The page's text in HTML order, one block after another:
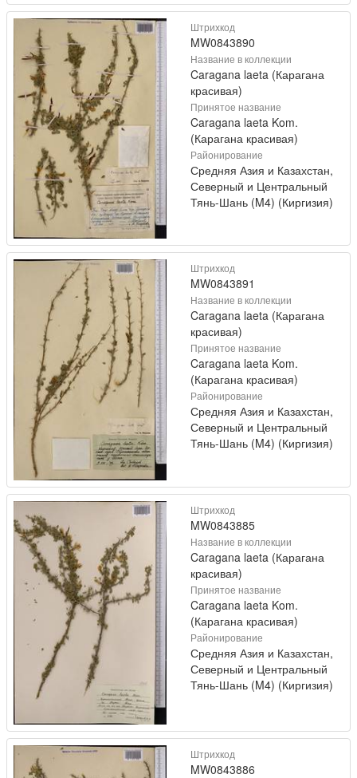
Штрихкод
MW0843890
Название в коллекции
Caragana laeta (Карагана
красивая)
Принятое название
Caragana laeta Kom.
(Карагана красивая)
Районирование
Средняя Азия и Казахстан,
Северный и Центральный
Тянь-Шань (M4) (Киргизия)
Штрихкод
MW0843891
Название в коллекции
Caragana laeta (Карагана
красивая)
Принятое название
Caragana laeta Kom.
(Карагана красивая)
Районирование
Средняя Азия и Казахстан,
Северный и Центральный
Тянь-Шань (M4) (Киргизия)
Штрихкод
MW0843885
Название в коллекции
Caragana laeta (Карагана
красивая)
Принятое название
Caragana laeta Kom.
(Карагана красивая)
Районирование
Средняя Азия и Казахстан,
Северный и Центральный
Тянь-Шань (M4) (Киргизия)
Штрихкод
MW0843886